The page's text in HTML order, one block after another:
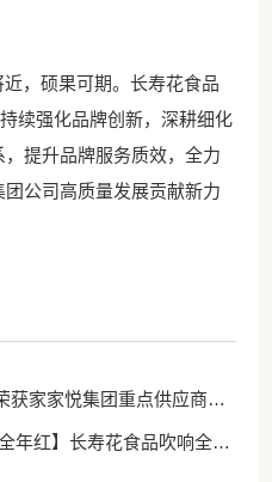
硕果可期。长寿花食品
续强化品牌创新，深耕细化
提升品牌服务质效，全力
公司高质量发展贡献新力